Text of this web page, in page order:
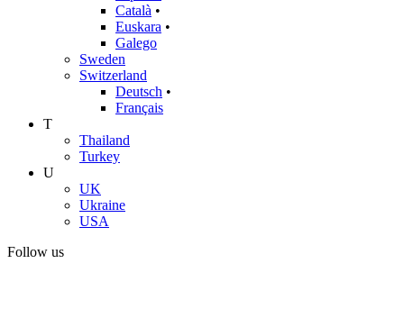
Català •
Euskara •
Galego
Sweden
Switzerland
Deutsch •
Français
T
Thailand
Turkey
U
UK
Ukraine
USA
Follow us